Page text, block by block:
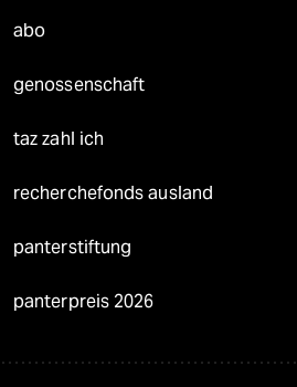
abo
genossenschaft
taz zahl ich
recherchefonds ausland
panterstiftung
panterpreis 2026